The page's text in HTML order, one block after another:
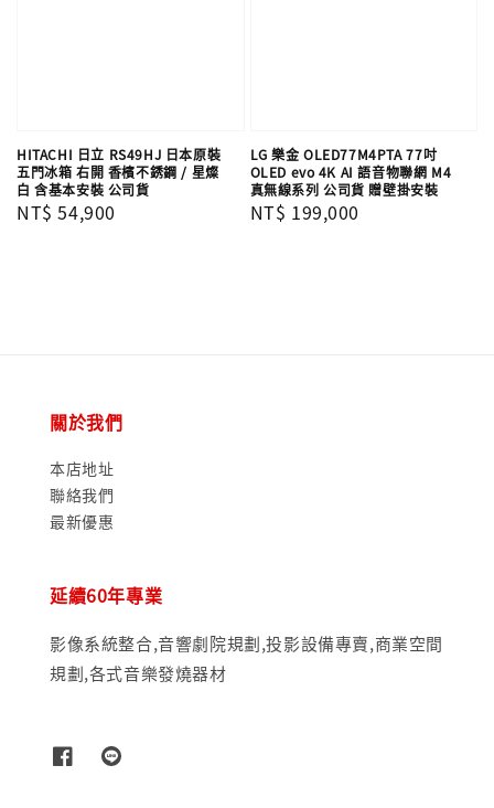
HITACHI 日立 RS49HJ 日本原裝
五門冰箱 右開 香檳不銹鋼 / 星燦
白 含基本安裝 公司貨
Regular
NT$ 54,900
LG 樂金 OLED77M4PTA 77吋
OLED evo 4K AI 語音物聯網 M4
真無線系列 公司貨 贈壁掛安裝
Regular
NT$ 199,000
關於我們
本店地址
聯絡我們
最新優惠
延續60年專業
影像系統整合,音響劇院規劃,投影設備專賣,商業空間
規劃,各式音樂發燒器材